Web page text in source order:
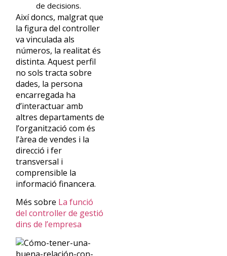
de decisions.
Així doncs, malgrat que
la figura del controller
va vinculada als
números, la realitat és
distinta. Aquest perfil
no sols tracta sobre
dades, la persona
encarregada ha
d’interactuar amb
altres departaments de
l’organització com és
l’àrea de vendes i la
direcció i fer
transversal i
comprensible la
informació financera.
Més sobre La funció
del controller de gestió
dins de l’empresa